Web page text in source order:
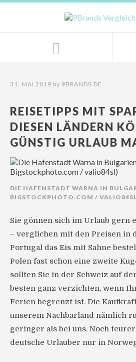
31. MAI 2019 by 9BRANDS.DE
REISETIPPS MIT
DIESEN LÄNDERN
GÜNSTIG URLAUB
DIE HAFENSTADT WARNA IN
BIGSTOCKPHOTO.COM /
Sie gönnen sich im Urlaub gern
– verglichen mit den Preisen in
Portugal das Eis mit Sahne
Polen fast schon eine zweite
sollten Sie in der Schweiz auf
besten ganz verzichten, wenn
Ferien begrenzt ist. Die
unserem Nachbarland nämlich
geringer als bei uns. Noch
deutsche Urlauber nur in